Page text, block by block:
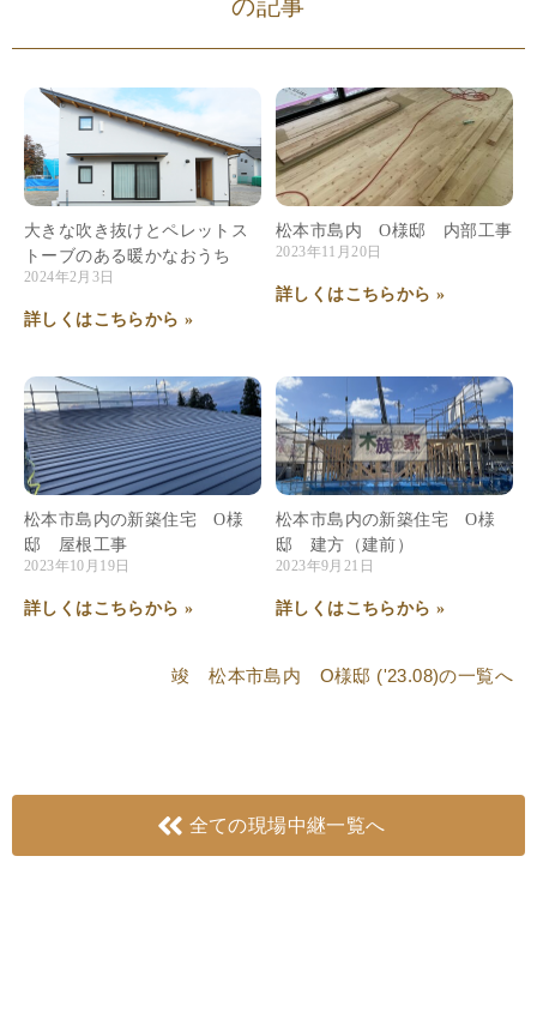
の記事
大きな吹き抜けとペレットス
トーブのある暖かなおうち
2024年2月3日
詳しくはこちらから »
松本市島内 O様邸 内部工事
2023年11月20日
詳しくはこちらから »
松本市島内の新築住宅 O様
邸 屋根工事
2023年10月19日
詳しくはこちらから »
松本市島内の新築住宅 O様
邸 建方（建前）
2023年9月21日
詳しくはこちらから »
竣 松本市島内 O様邸 ('23.08)の一覧へ
全ての現場中継一覧へ